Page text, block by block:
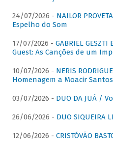
24/07/2026 - NAILOR
Espelho do Som
17/07/2026 - GABRIEL GESZTI
Guest: As Canções de um
10/07/2026 - NERIS
Homenagem a Moacir Santos
03/07/2026 - DUO DA JUÁ /
26/06/2026 - DUO SIQUEIRA
12/06/2026 - CRISTÓVÃO